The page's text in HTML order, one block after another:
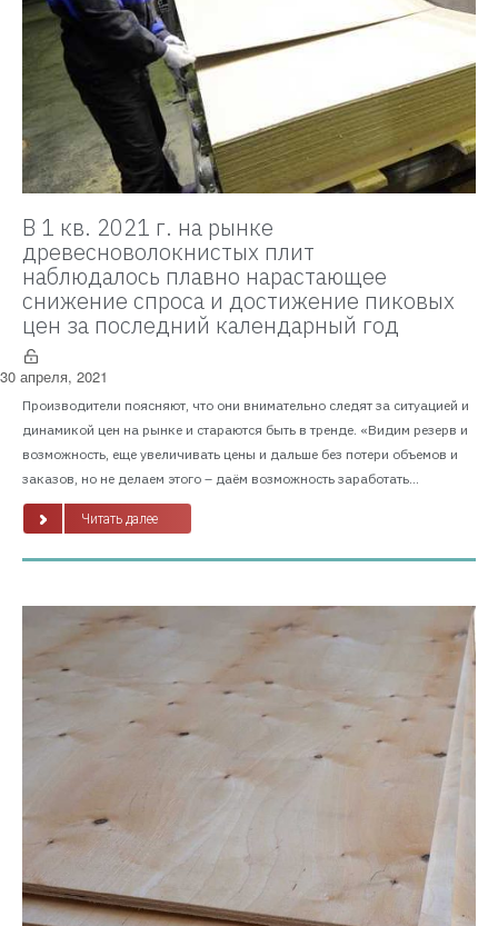
В 1 кв. 2021 г. на рынке
древесноволокнистых плит
наблюдалось плавно нарастающее
снижение спроса и достижение пиковых
цен за последний календарный год
30 апреля, 2021
Производители поясняют, что они внимательно следят за ситуацией и
динамикой цен на рынке и стараются быть в тренде. «Видим резерв и
возможность, еще увеличивать цены и дальше без потери объемов и
заказов, но не делаем этого – даём возможность заработать...
Читать далее